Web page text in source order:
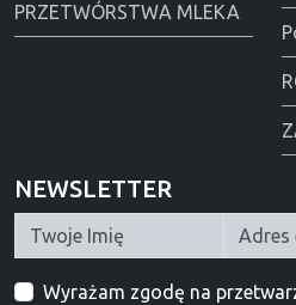
PRZETWÓRSTWA MLEKA
NEWSLETTER
Wyrażam zgodę na